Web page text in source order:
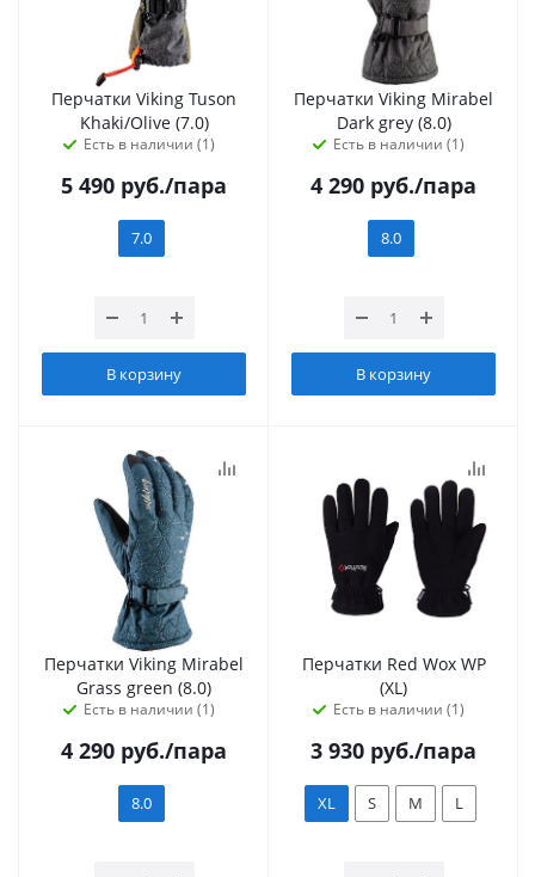
Перчатки Viking Tuson
Khaki/Olive (7.0)
Есть в наличии (1)
5 490 руб./пара
7.0
В корзину
Перчатки Viking Mirabel
Dark grey (8.0)
Есть в наличии (1)
4 290 руб./пара
8.0
В корзину
Перчатки Viking Mirabel
Grass green (8.0)
Есть в наличии (1)
4 290 руб./пара
8.0
Перчатки Red Wox WP
(XL)
Есть в наличии (1)
3 930 руб./пара
XL S M L